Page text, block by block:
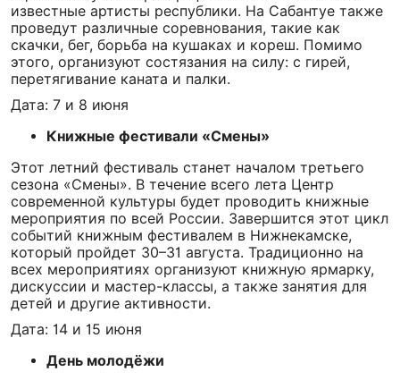
известные артисты республики. На Сабантуе также
проведут различные соревнования, такие как
скачки, бег, борьба на кушаках и кореш. Помимо
этого, организуют состязания на силу: с гирей,
перетягивание каната и палки.
Дата: 7 и 8 июня
Книжные фестивали «Смены»
Этот летний фестиваль станет началом третьего
сезона «Смены». В течение всего лета Центр
современной культуры будет проводить книжные
мероприятия по всей России. Завершится этот цикл
событий книжным фестивалем в Нижнекамске,
который пройдет 30–31 августа. Традиционно на
всех мероприятиях организуют книжную ярмарку,
дискуссии и мастер-классы, а также занятия для
детей и другие активности.
Дата: 14 и 15 июня
День молодёжи